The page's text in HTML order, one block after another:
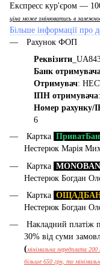
Експресс кур'єром —
ціна може змінюватись в
Більше інформації про
Рахунок ФОП
Реквізити
Банк
Отримувач:
ІПН отримувача
Номер рахунку/
6
Картка
Нестерюк Марія
Картка
Нестерюк Богдан
Картка
Нестерюк Богдан
Накладний платіж
30% від суми
(мінімальна передплата
більше 650 грн, то